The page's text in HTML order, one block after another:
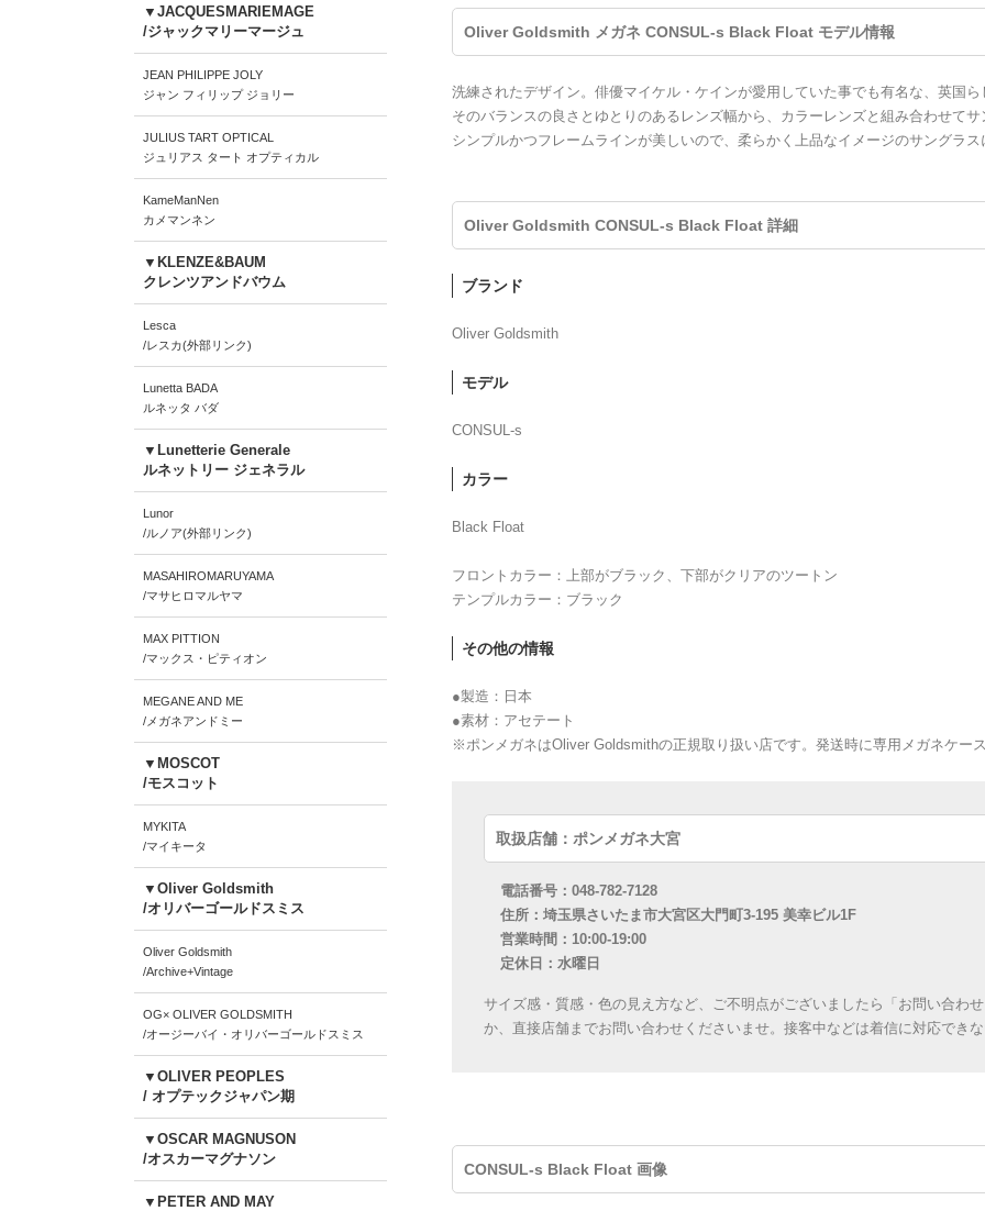
Oliver Goldsmith メガネ CONSUL-s Black Float モデル情報
洗練されたデザイン。俳優マイケル・ケインが愛用していた事でも有名な、英国ら
そのバランスの良さとゆとりのあるレンズ幅から、カラーレンズと組み合わせてサ
シンプルかつフレームラインが美しいので、柔らかく上品なイメージのサングラス
Oliver Goldsmith CONSUL-s Black Float 詳細
ブランド
Oliver Goldsmith
モデル
CONSUL-s
カラー
Black Float
フロントカラー：上部がブラック、下部がクリアのツートン
テンプルカラー：ブラック
その他の情報
●製造：日本
●素材：アセテート
※ポンメガネはOliver Goldsmithの正規取り扱い店です。発送時に専用メガネケー
取扱店舗：ポンメガネ大宮
電話番号：048-782-7128
住所：埼玉県さいたま市大宮区大門町3-195 美幸ビル1F
営業時間：10:00-19:00
定休日：水曜日
サイズ感・質感・色の見え方など、ご不明点がございましたら「お問い合わ
か、直接店舗までお問い合わせくださいませ。接客中などは着信に対応できな
CONSUL-s Black Float 画像
▼JACQUESMARIEMAGE
/ジャックマリーマージュ
JEAN PHILIPPE JOLY
ジャン フィリップ ジョリー
JULIUS TART OPTICAL
ジュリアス タート オプティカル
KameManNen
カメマンネン
▼KLENZE&BAUM
クレンツアンドバウム
Lesca
/レスカ(外部リンク)
Lunetta BADA
ルネッタ バダ
▼Lunetterie Generale
ルネットリー ジェネラル
Lunor
/ルノア(外部リンク)
MASAHIROMARUYAMA
/マサヒロマルヤマ
MAX PITTION
/マックス・ピティオン
MEGANE AND ME
/メガネアンドミー
▼MOSCOT
/モスコット
MYKITA
/マイキータ
▼Oliver Goldsmith
/オリバーゴールドスミス
Oliver Goldsmith
/Archive+Vintage
OG× OLIVER GOLDSMITH
/オージーバイ・オリバーゴールドスミス
▼OLIVER PEOPLES
/ オプテックジャパン期
▼OSCAR MAGNUSON
/オスカーマグナソン
▼PETER AND MAY